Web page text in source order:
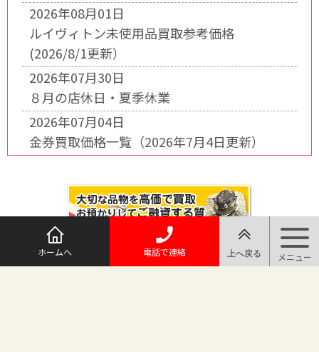
2026年08月01日
ルイヴィトン未使用品買取参考価格
(2026/8/1更新）
2026年07月30日
８月の店休日・夏季休業
2026年07月04日
金券買取価格一覧（2026年7月4日更新）
ホームへ 電話で連絡